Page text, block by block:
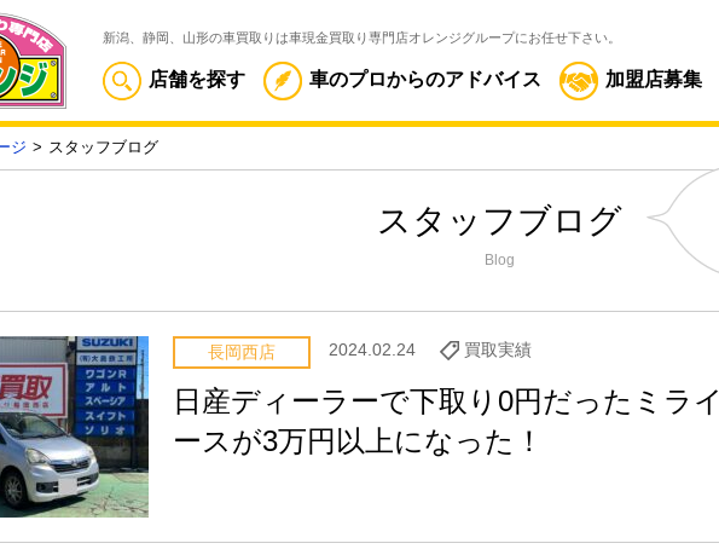
新潟、静岡、山形の車買取りは車現金買取り専門店オレンジグループにお任せ下さい。
店舗を探す 車のプロからのアドバイス 加盟店募集
ジ スタッフブログ
スタッフブログ
Blog
長岡西店 2024.02.24 買取実績
日産ディーラーで下取り0円だったミライ
ースが3万円以上になった！